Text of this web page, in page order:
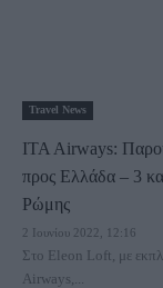
Travel News
ITA Airways:
προς Ελλάδα – 3
Ρώμης
2 Ιουνίου 2022, 12:16
Στο Eleon Loft, με
Airways,...